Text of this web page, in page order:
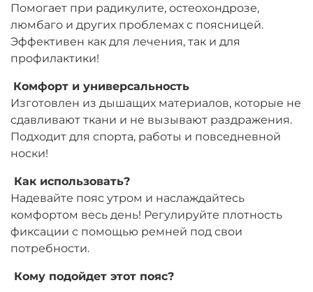
Помогает при радикулите, остеохондрозе,
люмбаго и других проблемах с поясницей.
Эффективен как для лечения, так и для
профилактики!
Комфорт и универсальность
Изготовлен из дышащих материалов, которые не
сдавливают ткани и не вызывают раздражения.
Подходит для спорта, работы и повседневной
носки!
Как использовать?
Надевайте пояс утром и наслаждайтесь
комфортом весь день! Регулируйте плотность
фиксации с помощью ремней под свои
потребности.
Кому подойдет этот пояс?